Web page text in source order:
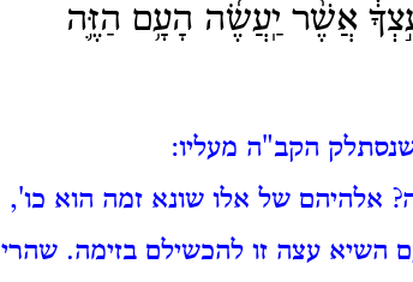
אֲשֶׁ֨ר יַֽעֲשֶׂ֜ה הָעָ֥ם הַזֶּ֛ה
הקב"ה מעליו:
אלהיהם של אלו שונא זמה הוא כו',
השיא עצה זו להכשילם בזימה. שהרי